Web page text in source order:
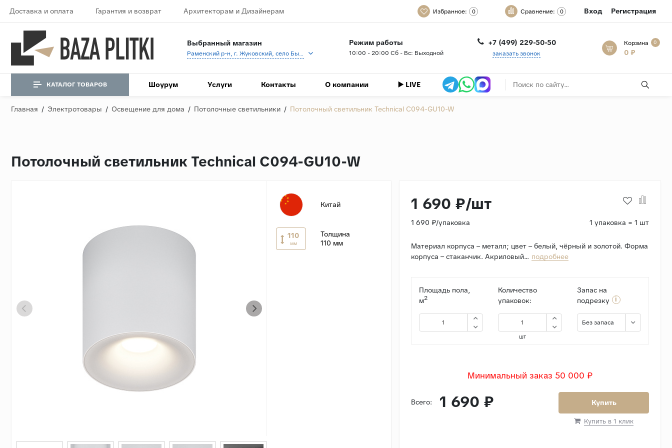
Доставка и оплата Гарантия и возврат Архитекторам и Дизайнерам Избранное: 0 Сравнение: 0 Вход Регистрация
Выбранный магазин
Раменский р-н, г. Жуковский, село Быково, кп Спартак, Береговая ул., 1
Режим работы
10:00 - 20:00 Сб - Вс: Выходной
+7 (499) 229-50-50
заказать звонок
Корзина 0
0 ₽
КАТАЛОГ ТОВАРОВ Шоурум Услуги Контакты О компании ▶️ LIVE
Главная / Электротовары / Освещение для дома / Потолочные светильники / Потолочный светильник Technical C094-GU10-W
Потолочный светильник Technical C094-GU10-W
Китай
110
мм
Толщина
110 мм
1 690 ₽/шт
1 690 ₽/упаковка 1 упаковка = 1 шт
Материал корпуса – металл; цвет – белый, чёрный и золотой. Форма
корпуса – стаканчик. Акриловый... подробнее
Площадь пола,
м2
Количество
упаковок:
шт
Запас на
подрезку
i
Без запаса
Минимальный заказ 50 000 ₽
Всего: 1 690 ₽ Купить
Купить в 1 клик